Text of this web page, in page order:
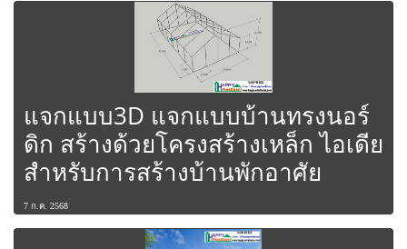
แจกแบบ3D แจกแบบบ้านทรงนอร์
ดิก สร้างด้วยโครงสร้างเหล็ก ไอเดีย
สำหรับการสร้างบ้านพักอาศัย
7 ก.ค. 2568